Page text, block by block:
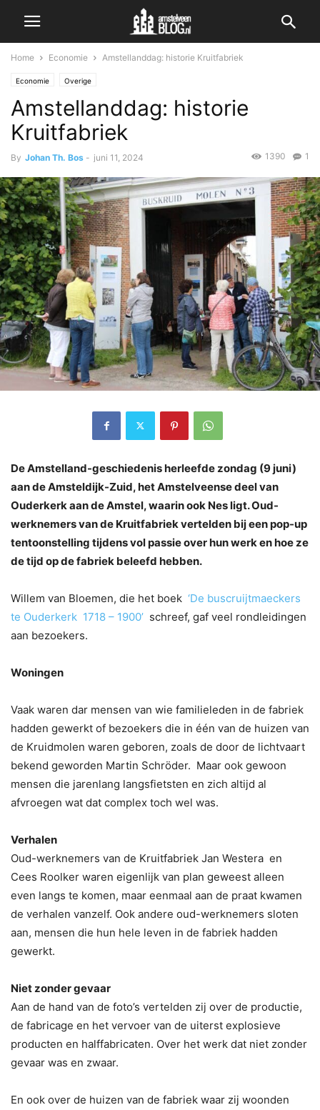
Home Economie Amstellanddag: historie Kruitfabriek
Economie Overige
Amstellanddag: historie
Kruitfabriek
By Johan Th. Bos - juni 11, 2024 1
1390
De Amstelland-geschiedenis herleefde zondag (9 juni)
aan de Amsteldijk-Zuid, het Amstelveense deel van
Ouderkerk aan de Amstel, waarin ook Nes ligt. Oud-
werknemers van de Kruitfabriek vertelden bij een pop-up
tentoonstelling tijdens vol passie over hun werk en hoe ze
de tijd op de fabriek beleefd hebben.
Willem van Bloemen, die het boek ‘De buscruijtmaeckers
te Ouderkerk 1718 – 1900’ schreef, gaf veel rondleidingen
aan bezoekers.
Woningen
Vaak waren dar mensen van wie familieleden in de fabriek
hadden gewerkt of bezoekers die in één van de huizen van
de Kruidmolen waren geboren, zoals de door de lichtvaart
bekend geworden Martin Schröder. Maar ook gewoon
mensen die jarenlang langsfietsten en zich altijd al
afvroegen wat dat complex toch wel was.
Verhalen
Oud-werknemers van de Kruitfabriek Jan Westera en
Cees Roolker waren eigenlijk van plan geweest alleen
even langs te komen, maar eenmaal aan de praat kwamen
de verhalen vanzelf. Ook andere oud-werknemers sloten
aan, mensen die hun hele leven in de fabriek hadden
gewerkt.
Niet zonder gevaar
Aan de hand van de foto’s vertelden zij over de productie,
de fabricage en het vervoer van de uiterst explosieve
producten en halffabricaten. Over het werk dat niet zonder
gevaar was en zwaar.
En ook over de huizen van de fabriek waar zij woonden